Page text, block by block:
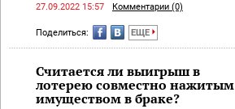
27.09.2022 15:57 Комментарии (0)
Поделиться: ЕЩЕ
Считается ли выигрыш в
лотерею совместно нажитым
имуществом в браке?